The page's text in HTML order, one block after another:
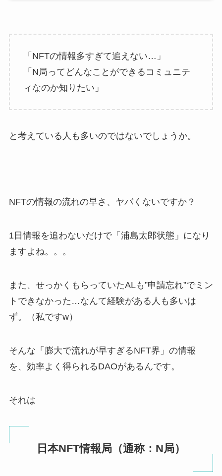
「NFTの情報多すぎて追えない…」
「N局ってどんなことができるコミュニテ
ィなのか知りたい」
と考えている人も多いのではないでしょうか。
NFTの情報の流れの早さ、ヤバくないですか？
1日情報を追わないだけで「浦島太郎状態」になり
ますよね。。。
また、せっかくもらっていたALも”申請忘れ”でミン
トできなかった…なんて経験がある人も多いは
ず。（私ですw）
そんな「膨大で流れが早すぎるNFT界」の情報
を、効率よく得られるDAOがあるんです。
それは
日本NFT情報局（通称：N局）